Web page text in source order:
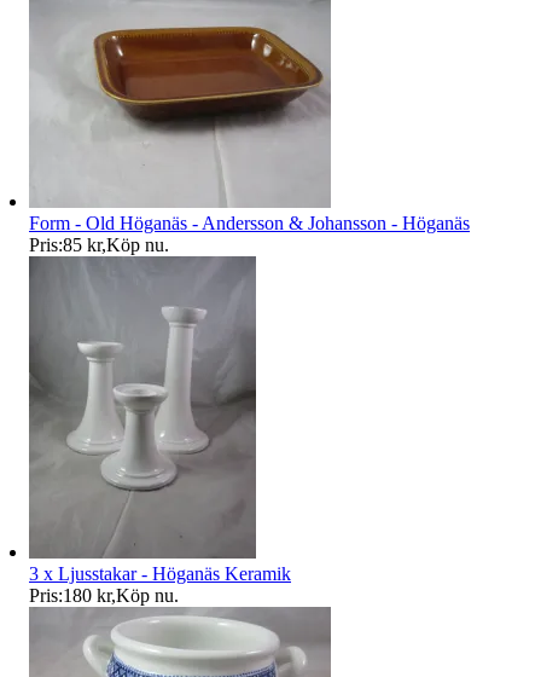
Form - Old Höganäs - Andersson & Johansson - Höganäs
Pris:85 kr,Köp nu.
3 x Ljusstakar - Höganäs Keramik
Pris:180 kr,Köp nu.